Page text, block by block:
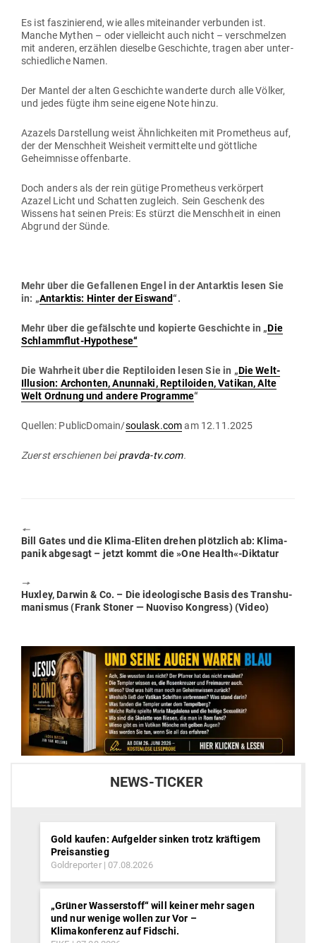
Es ist fas­zi­nierend, wie alles mit­ein­ander ver­bunden ist.
Manche Mythen – oder viel­leicht auch nicht – ver­schmelzen
mit anderen, erzählen die­selbe Geschichte, tragen aber unter­
schied­liche Namen.
Der Mantel der alten Geschichte wan­derte durch alle Völker,
und jedes fügte ihm seine eigene Note hinzu.
Azazels Dar­stellung weist Ähn­lich­keiten mit Pro­me­theus auf,
der der Menschheit Weisheit ver­mit­telte und gött­liche
Geheim­nisse offenbarte.
Doch anders als der rein gütige Pro­me­theus ver­körpert
Azazel Licht und Schatten zugleich. Sein Geschenk des
Wissens hat seinen Preis: Es stürzt die Menschheit in einen
Abgrund der Sünde.
Mehr über die Gefal­lenen Engel in der Ant­arktis lesen Sie
in: „Ant­arktis: Hinter der Eiswand“.
Mehr über die gefälschte und kopierte Geschichte in „Die
Schlammflut-Hypo­these“
Die Wahrheit über die Rep­ti­loiden lesen Sie in „Die Welt-
Illusion: Archonten, Anunnaki, Rep­ti­loiden, Vatikan, Alte
Welt Ordnung und andere Pro­gramme“
Quellen: PublicDomain/soulask.comam 12.11.2025
Zuerst erschienen beipravda-tv.com.
🠔
Previous
post:
Bill Gates und die Klima-Eliten drehen plötzlich ab: Kli­ma­
panik abgesagt – jetzt kommt die »One Health«-Diktatur
🠖
Next
post:
Huxley, Darwin & Co. – Die ideo­lo­gische Basis des Trans­hu­
ma­nismus (Frank Stoner — Nuoviso Kon­gress) (Video)
NEWS-TICKER
Gold kaufen: Aufgelder sinken trotz kräftigem
Preisanstieg
Goldreporter 07.08.2026
„Grüner Wasserstoff“ will keiner mehr sagen
und nur wenige wollen zur Vor –
Klimakonferenz auf Fidschi.